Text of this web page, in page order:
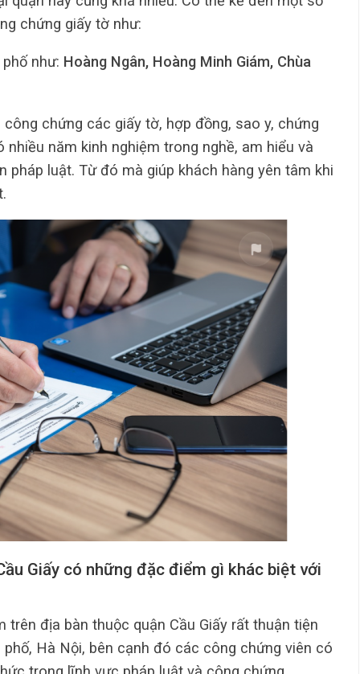
chứng giấy tờ như:
như: Hoàng Ngân, Hoàng Minh Giám, Chùa
chứng các giấy tờ, hợp đồng, sao y, chứng
năm kinh nghiệm trong nghề, am hiểu và
pháp luật. Từ đó mà giúp khách hàng yên tâm khi
Giấy có những đặc điểm gì khác biệt với
địa bàn thuộc quận Cầu Giấy rất thuận tiện
Hà Nội, bên cạnh đó các công chứng viên có